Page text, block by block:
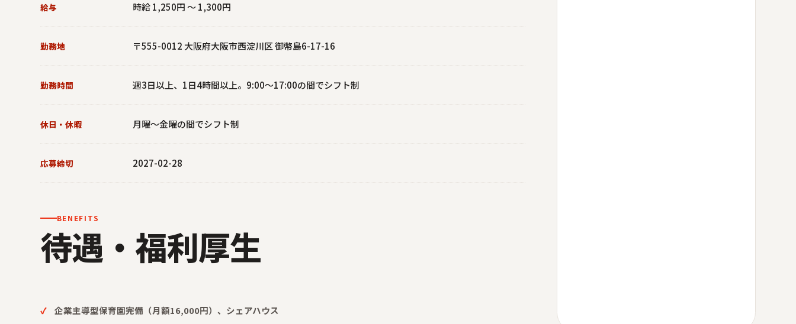
給与 時給 1,250円 ～ 1,300円
勤務地 〒555-0012 大阪府大阪市西淀川区 御幣島6-17-16
勤務時間 週3日以上、1日4時間以上。9:00～17:00の間でシフト制
休日・休暇 月曜～金曜の間でシフト制
応募締切 2027-02-28
BENEFITS
待遇・福利厚生
企業主導型保育園完備（月額16,000円）、シェアハウス